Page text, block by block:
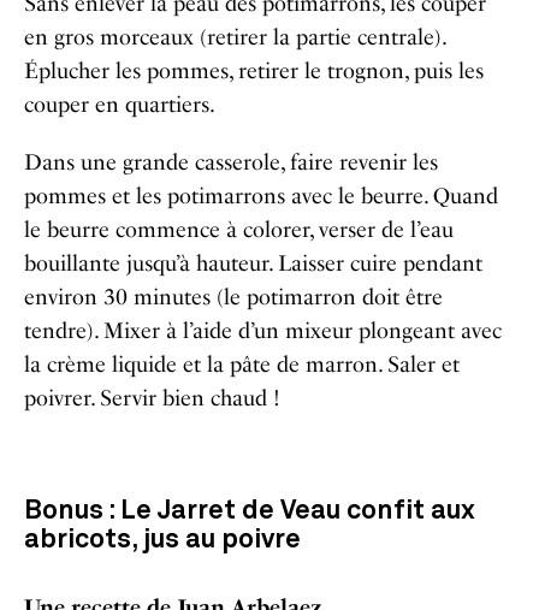
en gros morceaux (retirer la partie centrale).
Éplucher les pommes, retirer le trognon, puis les
couper en quartiers.
Dans une grande casserole, faire revenir les
pommes et les potimarrons avec le beurre. Quand
le beurre commence à colorer, verser de l’eau
bouillante jusqu’à hauteur. Laisser cuire pendant
environ 30 minutes (le potimarron doit être
tendre). Mixer à l’aide d’un mixeur plongeant avec
la crème liquide et la pâte de marron. Saler et
poivrer. Servir bien chaud !
Bonus : Le Jarret de Veau confit aux
abricots, jus au poivre